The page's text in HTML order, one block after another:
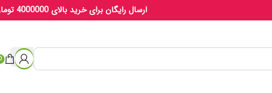
ارسال رایگان برای خرید بالای 4000000 تومان